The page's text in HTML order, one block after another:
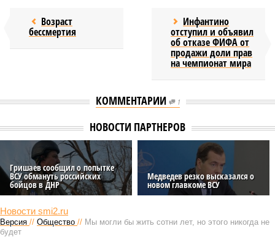
Возраст
бессмертия
Инфантино
отступил и объявил
об отказе ФИФА от
продажи доли прав
на чемпионат мира
КОММЕНТАРИИ 1
НОВОСТИ ПАРТНЕРОВ
Гришаев сообщил о попытке
ВСУ обмануть российских
бойцов в ДНР
Медведев резко высказался о
новом главкоме ВСУ
Новости smi2.ru
Версия // Общество // Мы могли бы жить сотни лет, но этого никогда не
будет